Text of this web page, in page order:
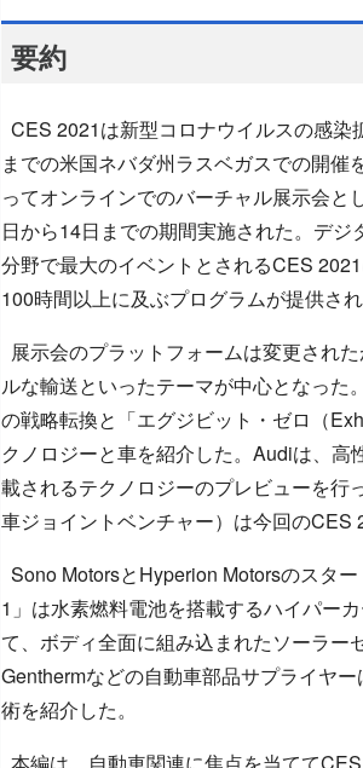
要約
CES 2021は新型コロナウイルスの感染
までの米国ネバダ州ラスベガスでの開催
ってオンラインでのバーチャル展示会と
日から14日までの期間実施された。デジ
分野で最大のイベントとされるCES
100時間以上に及ぶプログラムが提供され
展示会のプラットフォームは変更され
ルな輸送といったテーマが中心となっ
の戦略転換と「エグジビット・ゼロ（
クノロジーと車を紹介した。Audiは、
載されるテクノロジーのプレビューを行
車ジョイントベンチャー）は今回のCES
Sono MotorsとHyperion Motorsのスタ
1」は水素燃料電池を搭載するハイパー
て、ボディ全面に組み込まれたソーラー
Genthermなどの自動車部品サプライヤ
術を紹介した。